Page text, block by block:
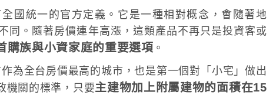
國統一的官方定義。它是一種相對概念，會隨著地
同。隨著房價連年高漲，這類產品不再只是投資客或
購族與小資家庭的重要選項 。
作為全台房價最高的城市，也是第一個對「小宅」做出
機關的標準，只要主建物加上附屬建物的面積在15